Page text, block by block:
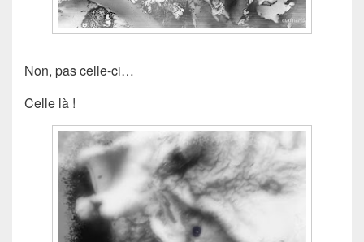
Non, pas celle-ci…
Celle là !